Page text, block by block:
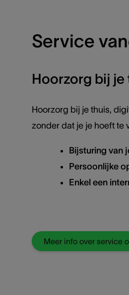
Service
Hoorzorg bij
Hoorzorg bij je thuis,
zonder dat je je hoeft te
Bijsturing van
Persoonlijke
Enkel een
Meer info over service